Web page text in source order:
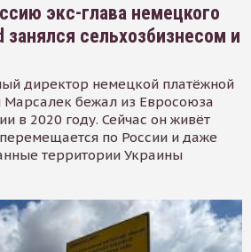
экс-глава немецкого
занялся сельхозбизнесом и
директор немецкой платёжной
бежал из Евросоюза
в 2020 году. Сейчас он живёт
по России и даже
территории Украины